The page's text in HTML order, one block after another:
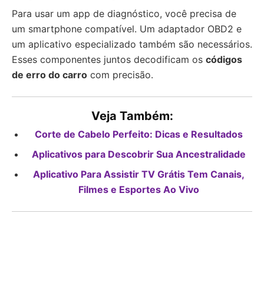
Para usar um app de diagnóstico, você precisa de
um smartphone compatível. Um adaptador OBD2 e
um aplicativo especializado também são necessários.
Esses componentes juntos decodificam os códigos
de erro do carro com precisão.
Veja Também:
Corte de Cabelo Perfeito: Dicas e Resultados
Aplicativos para Descobrir Sua Ancestralidade
Aplicativo Para Assistir TV Grátis Tem Canais,
Filmes e Esportes Ao Vivo